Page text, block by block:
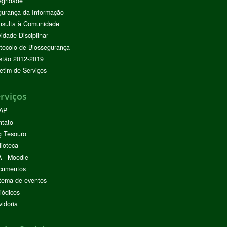
da Informação
à Comunidade
Disciplinar
de Biossegurança
2012-2019
de Serviços
Tesouro
- Moodle
de eventos